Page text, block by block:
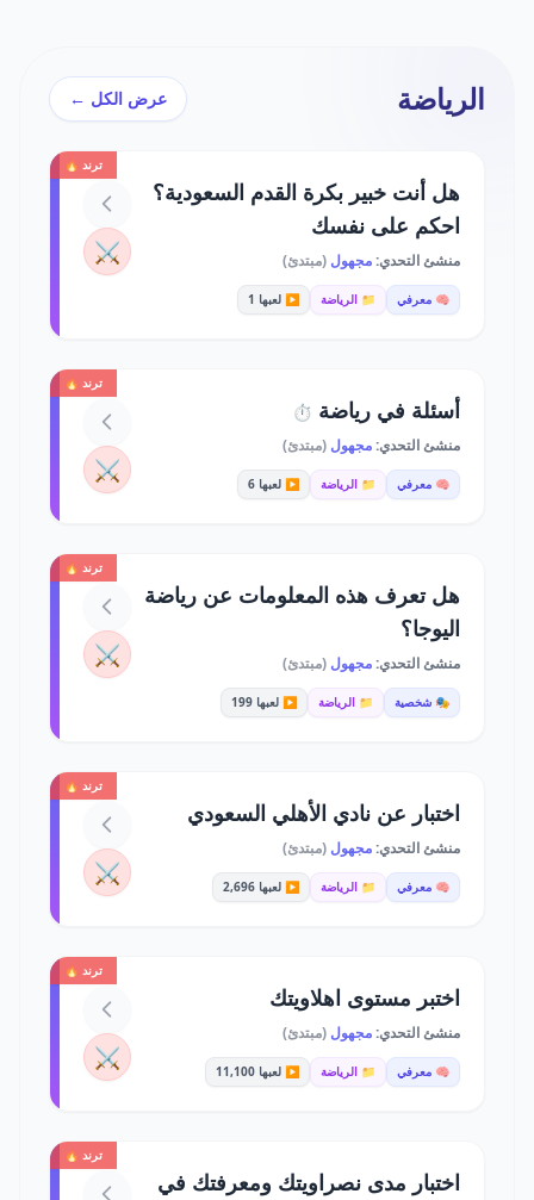
الرياضة عرض الكل ←
ترند 🔥
هل أنت خبير بكرة القدم السعودية؟
احكم على نفسك
منشئ التحدي:مجهول (مبتدئ)
🧠 معرفي 📁 الرياضة ▶️ لعبها 1
⚔️
ترند 🔥
أسئلة في رياضة ⏱️
منشئ التحدي:مجهول (مبتدئ)
🧠 معرفي 📁 الرياضة ▶️ لعبها 6 ⚔️
ترند 🔥
هل تعرف هذه المعلومات عن رياضة
اليوجا؟
منشئ التحدي:مجهول (مبتدئ)
🎭 شخصية 📁 الرياضة ▶️ لعبها 199
⚔️
ترند 🔥
اختبار عن نادي الأهلي السعودي
منشئ التحدي:مجهول (مبتدئ)
🧠 معرفي 📁 الرياضة ▶️ لعبها 2,696 ⚔️
ترند 🔥
اختبر مستوى اهلاويتك
منشئ التحدي:مجهول (مبتدئ)
🧠 معرفي 📁 الرياضة ▶️ لعبها 11,100 ⚔️
ترند 🔥
اختبار مدى نصراويتك ومعرفتك في